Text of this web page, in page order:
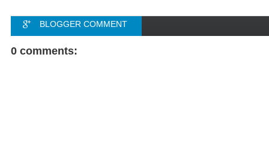
BLOGGER COMMENT
FACEBOOK COMMENT
0 comments: